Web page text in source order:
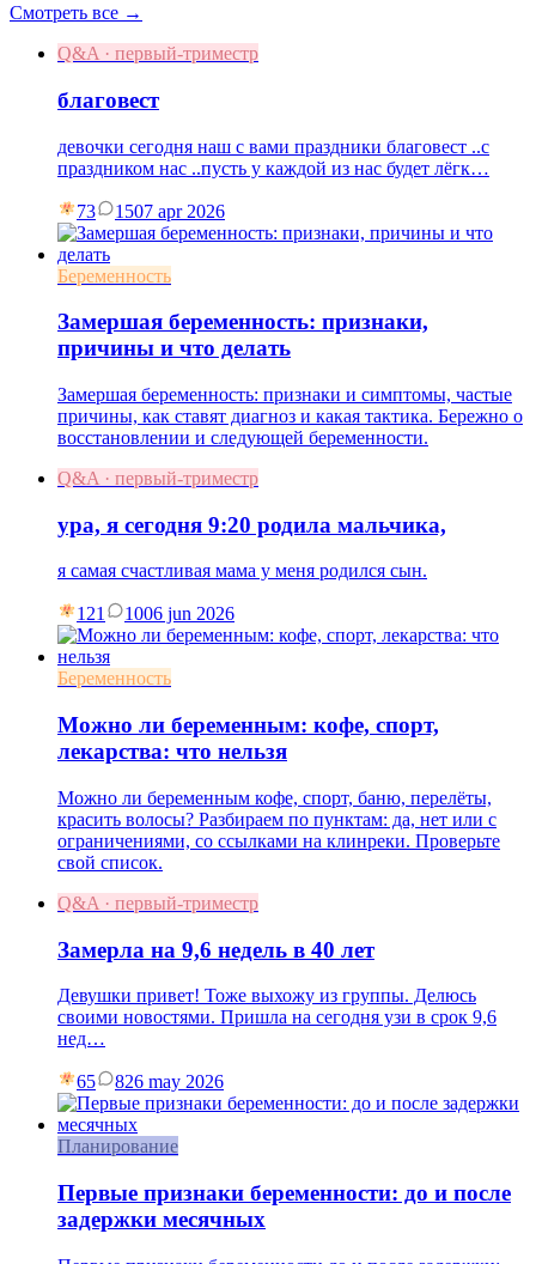
Смотреть все →
Q&A · первый-триместр
благовест
девочки сегодня наш с вами праздники благовест ..с
праздником нас ..пусть у каждой из нас будет лёгк…
73 1507 apr 2026
Беременность
Замершая беременность: признаки,
причины и что делать
Замершая беременность: признаки и симптомы, частые
причины, как ставят диагноз и какая тактика. Бережно о
восстановлении и следующей беременности.
Q&A · первый-триместр
ура, я сегодня 9:20 родила мальчика,
я самая счастливая мама у меня родился сын.
121 1006 jun 2026
Беременность
Можно ли беременным: кофе, спорт,
лекарства: что нельзя
Можно ли беременным кофе, спорт, баню, перелёты,
красить волосы? Разбираем по пунктам: да, нет или с
ограничениями, со ссылками на клинреки. Проверьте
свой список.
Q&A · первый-триместр
Замерла на 9,6 недель в 40 лет
Девушки привет! Тоже выхожу из группы. Делюсь
своими новостями. Пришла на сегодня узи в срок 9,6
нед…
65 826 may 2026
Планирование
Первые признаки беременности: до и после
задержки месячных